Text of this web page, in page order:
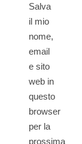
Salva
il mio
nome,
email
e sito
web in
questo
browser
per la
prossima